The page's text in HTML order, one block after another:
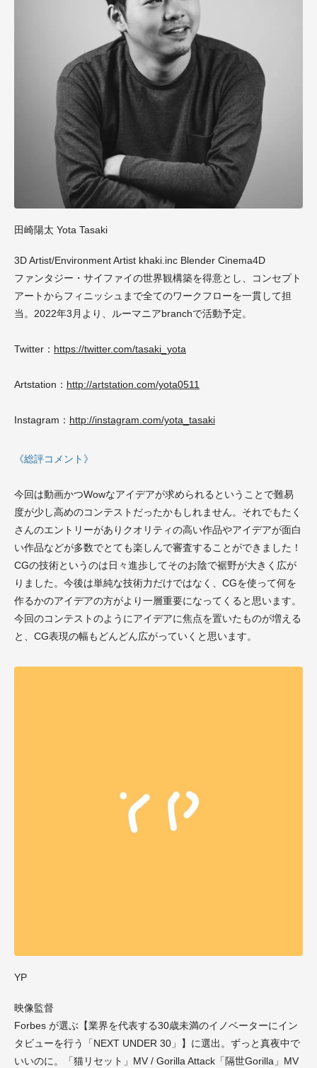
田崎陽太 Yota Tasaki
3D Artist/Environment Artist khaki.inc Blender Cinema4D
ファンタジー・サイファイの世界観構築を得意とし、コンセプト
アートからフィニッシュまで全てのワークフローを一貫して担
当。2022年3月より、ルーマニアbranchで活動予定。
Twitter： https://twitter.com/tasaki_yota
Artstation： http://artstation.com/yota0511
Instagram： http://instagram.com/yota_tasaki
《総評コメント》
今回は動画かつWowなアイデアが求められるということで難易
度が少し高めのコンテストだったかもしれません。それでもたく
さんのエントリーがありクオリティの高い作品やアイデアが面白
い作品などが多数でとても楽しんで審査することができました！
CGの技術というのは日々進歩してそのお陰で裾野が大きく広が
りました。今後は単純な技術力だけではなく、CGを使って何を
作るかのアイデアの方がより一層重要になってくると思います。
今回のコンテストのようにアイデアに焦点を置いたものが増える
と、CG表現の幅もどんどん広がっていくと思います。
YP
映像監督
Forbes が選ぶ【業界を代表する30歳未満のイノベーターにイン
タビューを行う「NEXT UNDER 30」】に選出。ずっと真夜中で
いいのに。「猫リセット」MV / Gorilla Attack「隔世Gorilla」MV